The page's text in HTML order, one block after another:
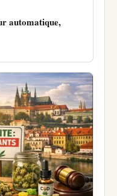
automatique,